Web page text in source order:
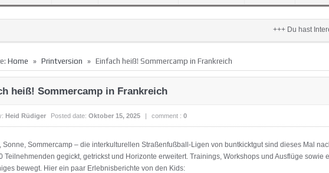
+++ Du hast Interesse am
Home » Printversion » Einfach heiß! Sommercamp in Frankreich
heiß! Sommercamp in Frankreich
Heid Rüdiger Posted date: Oktober 15, 2025 | comment : 0
Sonne, Sommercamp – die interkulturellen Straßenfußball-Ligen von buntkicktgut sind dieses Mal
Teilnehmenden gegickt, getrickst und Horizonte erweitert. Trainings, Workshops und Ausflüge
bewegt. Hier ein paar Erlebnisberichte von den Kids: